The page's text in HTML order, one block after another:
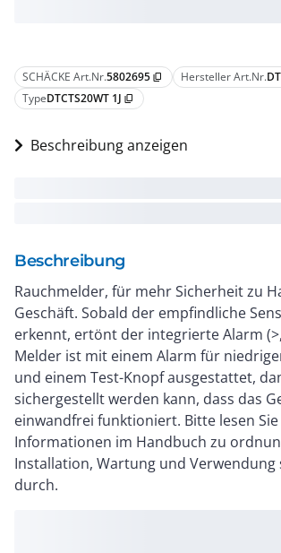
SCHÄCKE Art.Nr.5802695 content_copy Hersteller Art.Nr.
TypeDTCTS20WT 1J content_copy
Beschreibung anzeigen
Beschreibung
Rauchmelder, für mehr Sicherheit zu
Geschäft. Sobald der empfindliche
erkennt, ertönt der integrierte Alarm
Melder ist mit einem Alarm für
und einem Test-Knopf ausgestattet,
sichergestellt werden kann, dass das
einwandfrei funktioniert. Bitte lesen
Informationen im Handbuch zu
Installation, Wartung und Verwendung
durch.